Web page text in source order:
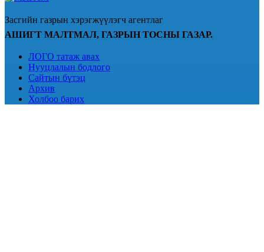
Засгийн газрын хэрэгжүүлэгч агентлаг
АШИГТ МАЛТМАЛ, ГАЗРЫН ТОСНЫ ГАЗАР.
ЛОГО татаж авах
Нууцлалын бодлого
Сайтын бүтэц
Архив
Холбоо барих